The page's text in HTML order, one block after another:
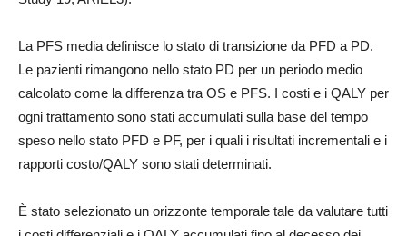
La PFS media definisce lo stato di transizione da PFD a PD.
Le pazienti rimangono nello stato PD per un periodo medio
calcolato come la differenza tra OS e PFS. I costi e i QALY per
ogni trattamento sono stati accumulati sulla base del tempo
speso nello stato PFD e PF, per i quali i risultati incrementali e i
rapporti costo/QALY sono stati determinati.
È stato selezionato un orizzonte temporale tale da valutare tutti